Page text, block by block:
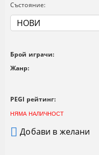
Състояние:
Брой играчи:
Жанр:
PEGI рейтинг:
НЯМА НАЛИЧНОСТ
Добави в желани